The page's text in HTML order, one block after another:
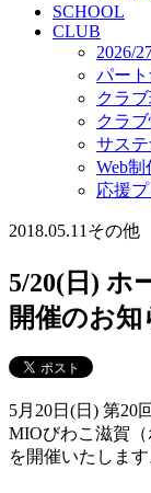
SCHOOL
CLUB
2026/
パー
クラ
クラ
サス
Web制
応援
2018.05.11 その他
5/20(日) ホ
開催のお知
5月20日(日) 第20
MIOびわこ滋賀
を開催いたします